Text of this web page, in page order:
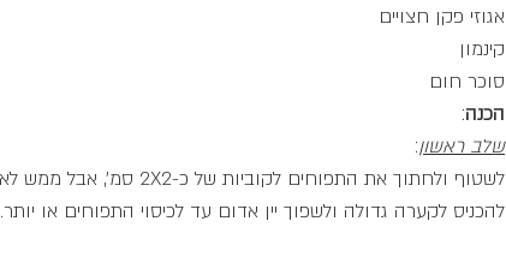
אגוזי פקן חצויים
קינמון
סוכר חום
הכנה:
שלב ראשון:
לשטוף ולחתוך את התפוחים לקוביות של כ-2X2 סמ', אבל ממש לא צריך להיות מדוייק.
להכניס לקערה גדולה ולשפוך יין אדום עד לכיסוי התפוחים או יותר.